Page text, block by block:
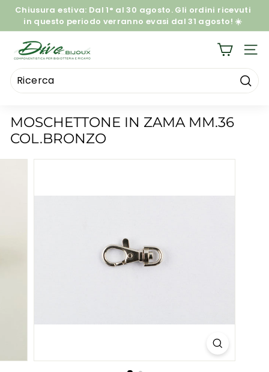
Salta
contenuto
Metti
in
presentazione
Chiusura estiva: Dal 1° al 30 agosto. Gli ordini ricevuti
in questo periodo verranno evasi dal 31 agosto! ☀️
D
I.
V
E
I
J
O
MOSCHETTONE IN ZAMA MM.36
COL.BRONZO